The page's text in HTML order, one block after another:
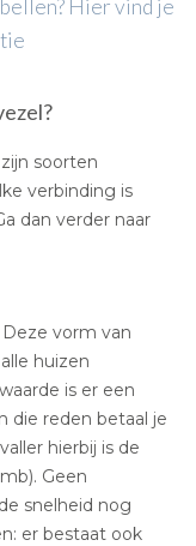
Hier vind je
soorten
verbinding is
dan verder naar
vorm van
huizen
is er een
die reden betaal je
hierbij is de
Geen
snelheid nog
er bestaat ook